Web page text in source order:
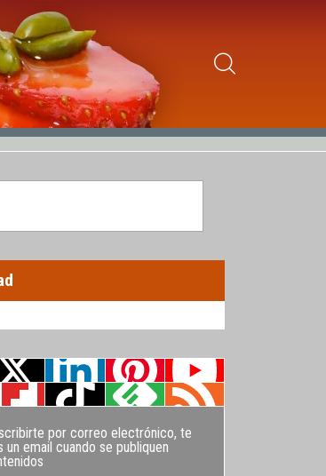
por correo electrónico, te
un email cuando se publiquen